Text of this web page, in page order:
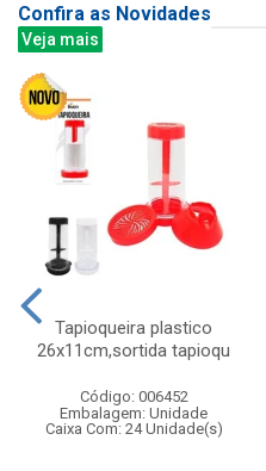
Confira as Novidades
Veja mais
Tapioqueira plastico
26x11cm,sortida tapioqu
Código: 006452
Embalagem: Unidade
Caixa Com: 24 Unidade(s)